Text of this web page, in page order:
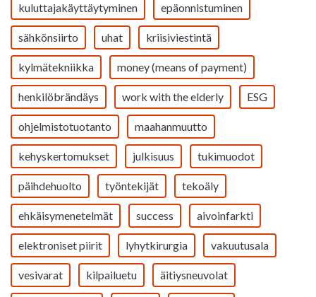
kuluttajakäyttäytyminen epäonnistuminen
sähkönsiirto uhat kriisiviestintä
kylmätekniikka money (means of payment)
henkilöbrändäys work with the elderly ESG
ohjelmistotuotanto maahanmuutto
kehyskertomukset julkisuus tukimuodot
päihdehuolto työntekijät tekoäly
ehkäisymenetelmät success aivoinfarkti
elektroniset piirit lyhytkirurgia vakuutusala
vesivarat kilpailuetu äitiysneuvolat